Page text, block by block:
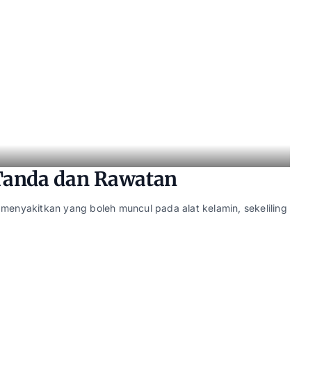
dan Rawatan
yang boleh muncul pada alat kelamin, sekeliling